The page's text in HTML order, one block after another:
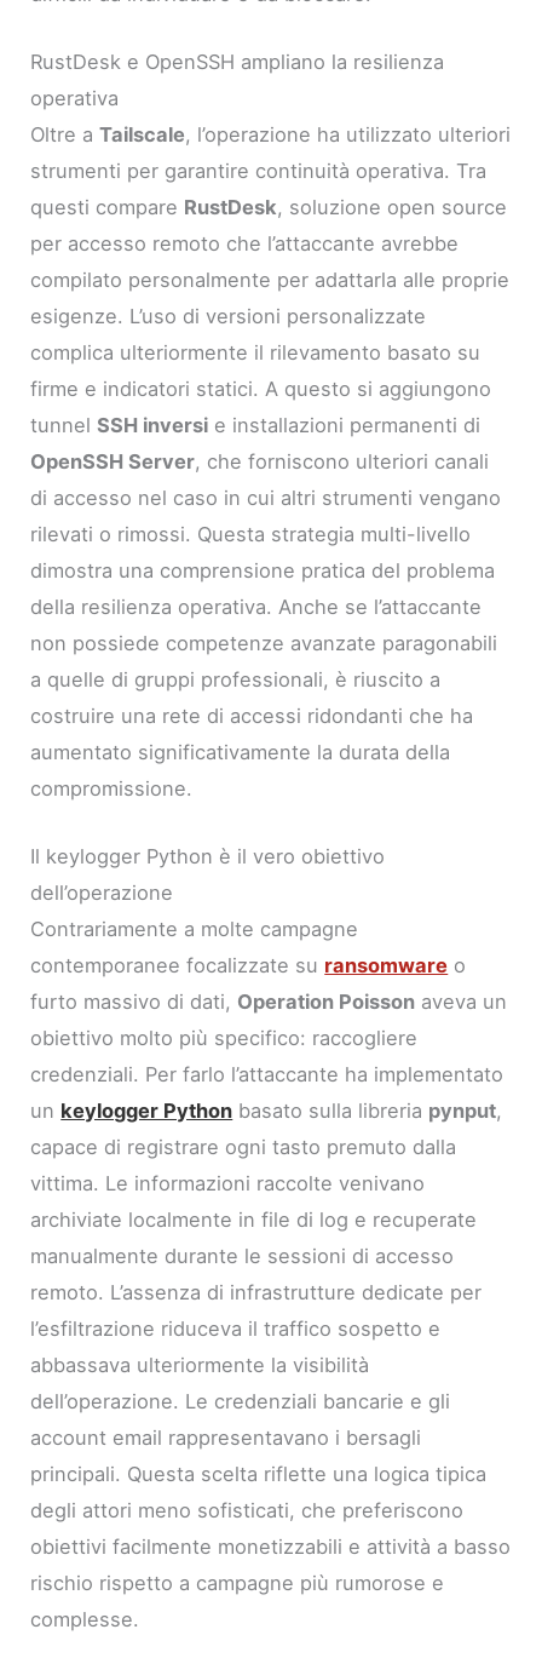
RustDesk e OpenSSH ampliano la resilienza
operativa
Oltre aTailscale, l’operazione ha utilizzato ulteriori
strumenti per garantire continuità operativa. Tra
questi compare RustDesk, soluzione open source
per accesso remoto che l’attaccante avrebbe
compilato personalmente per adattarla alle proprie
esigenze. L’uso di versioni personalizzate
complica ulteriormente il rilevamento basato su
firme e indicatori statici. A questo si aggiungono
tunnelSSH inversi e installazioni permanenti di
OpenSSH Server, che forniscono ulteriori canali
di accesso nel caso in cui altri strumenti vengano
rilevati o rimossi. Questa strategia multi-livello
dimostra una comprensione pratica del problema
della resilienza operativa. Anche se l’attaccante
non possiede competenze avanzate paragonabili
a quelle di gruppi professionali, è riuscito a
costruire una rete di accessi ridondanti che ha
aumentato significativamente la durata della
compromissione.
Il keylogger Python è il vero obiettivo
dell’operazione
Contrariamente a molte campagne
contemporanee focalizzate su ransomware o
furto massivo di dati, Operation Poisson aveva un
obiettivo molto più specifico: raccogliere
credenziali. Per farlo l’attaccante ha implementato
un keylogger Python basato sulla libreria pynput,
capace di registrare ogni tasto premuto dalla
vittima. Le informazioni raccolte venivano
archiviate localmente in file di log e recuperate
manualmente durante le sessioni di accesso
remoto. L’assenza di infrastrutture dedicate per
l’esfiltrazione riduceva il traffico sospetto e
abbassava ulteriormente la visibilità
dell’operazione. Le credenziali bancarie e gli
account email rappresentavano i bersagli
principali. Questa scelta riflette una logica tipica
degli attori meno sofisticati, che preferiscono
obiettivi facilmente monetizzabili e attività a basso
rischio rispetto a campagne più rumorose e
complesse.